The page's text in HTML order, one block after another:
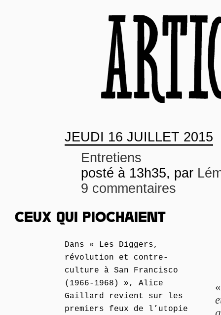
JEUDI 16 JUILLET 2015
Entretiens
posté à 13h35, par
9 commentaires
CEUX QUI PIOCHAIENT
Dans « Les Diggers,
révolution et contre-
culture à San Francisco
(1966-1968) », Alice
Gaillard revient sur les
premiers feux de l’utopie